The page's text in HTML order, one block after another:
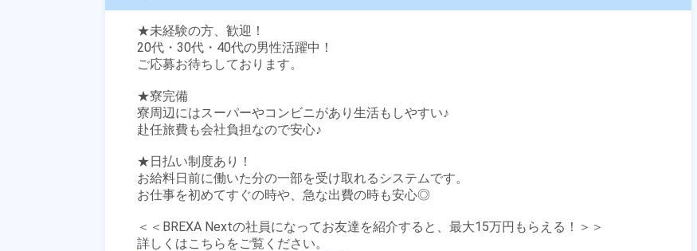
★未経験の方、歓迎！
20代・30代・40代の男性活躍中！
ご応募お待ちしております。
★寮完備
寮周辺にはスーパーやコンビニがあり生活もしやすい♪
赴任旅費も会社負担なので安心♪
★日払い制度あり！
お給料日前に働いた分の一部を受け取れるシステムです。
お仕事を初めてすぐの時や、急な出費の時も安心◎
＜＜BREXA Nextの社員になってお友達を紹介すると、最大15万円もらえる！＞＞